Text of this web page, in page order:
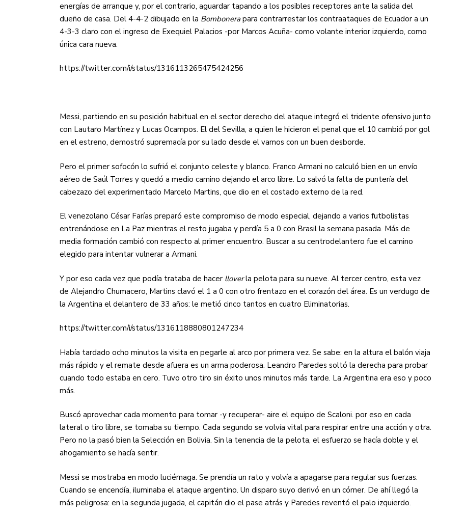
energías de arranque y, por el contrario, aguardar tapando a los posibles receptores ante la salida del
dueño de casa. Del 4-4-2 dibujado en la Bombonerapara contrarrestar los contraataques de Ecuador a un
4-3-3 claro con el ingreso de Exequiel Palacios -por Marcos Acuña- como volante interior izquierdo, como
única cara nueva.
https://twitter.com/i/status/1316113265475424256
Messi, partiendo en su posición habitual en el sector derecho del ataque integró el tridente ofensivo junto
con Lautaro Martínez y Lucas Ocampos. El del Sevilla, a quien le hicieron el penal que el 10 cambió por gol
en el estreno, demostró supremacía por su lado desde el vamos con un buen desborde.
Pero el primer sofocón lo sufrió el conjunto celeste y blanco. Franco Armani no calculó bien en un envío
aéreo de Saúl Torres y quedó a medio camino dejando el arco libre. Lo salvó la falta de puntería del
cabezazo del experimentado Marcelo Martins, que dio en el costado externo de la red.
El venezolano César Farías preparó este compromiso de modo especial, dejando a varios futbolistas
entrenándose en La Paz mientras el resto jugaba y perdía 5 a 0 con Brasil la semana pasada. Más de
media formación cambió con respecto al primer encuentro. Buscar a su centrodelantero fue el camino
elegido para intentar vulnerar a Armani.
Y por eso cada vez que podía trataba de hacer lloverla pelota para su nueve. Al tercer centro, esta vez
de Alejandro Chumacero, Martins clavó el 1 a 0 con otro frentazo en el corazón del área. Es un verdugo de
la Argentina el delantero de 33 años: le metió cinco tantos en cuatro Eliminatorias.
https://twitter.com/i/status/1316118880801247234
Había tardado ocho minutos la visita en pegarle al arco por primera vez. Se sabe: en la altura el balón viaja
más rápido y el remate desde afuera es un arma poderosa. Leandro Paredes soltó la derecha para probar
cuando todo estaba en cero. Tuvo otro tiro sin éxito unos minutos más tarde. La Argentina era eso y poco
más.
Buscó aprovechar cada momento para tomar -y recuperar- aire el equipo de Scaloni. por eso en cada
lateral o tiro libre, se tomaba su tiempo. Cada segundo se volvía vital para respirar entre una acción y otra.
Pero no la pasó bien la Selección en Bolivia. Sin la tenencia de la pelota, el esfuerzo se hacía doble y el
ahogamiento se hacía sentir.
Messi se mostraba en modo luciérnaga. Se prendía un rato y volvía a apagarse para regular sus fuerzas.
Cuando se encendía, iluminaba el ataque argentino. Un disparo suyo derivó en un córner. De ahí llegó la
más peligrosa: en la segunda jugada, el capitán dio el pase atrás y Paredes reventó el palo izquierdo.